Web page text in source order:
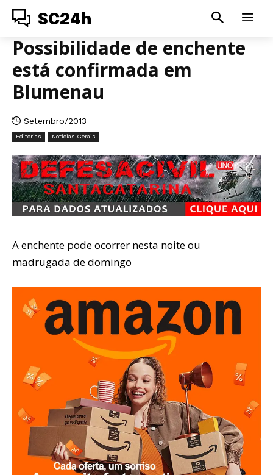
SC24h
Possibilidade de enchente
está confirmada em
Blumenau
Setembro/2013
Editorias Notícias Gerais
A enchente pode ocorrer nesta noite ou
madrugada de domingo